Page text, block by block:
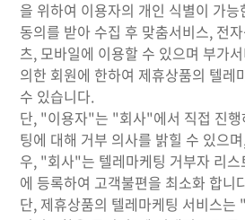
을 위하여 이용자의 개인 식별이 가
동의를 받아 수집 후 맞춤서비스, 전
츠, 모바일에 이용할 수 있으며 부가
의한 회원에 한하여 제휴상품의 텔레
수 있습니다.
단, "이용자"는 "회사"에서 직접 진행
팅에 대해 거부 의사를 밝힐 수 있으
우, "회사"는 텔레마케팅 거부자 리
에 등록하여 고객불편을 최소화 합니
단, 제휴상품의 텔레마케팅 서비스는